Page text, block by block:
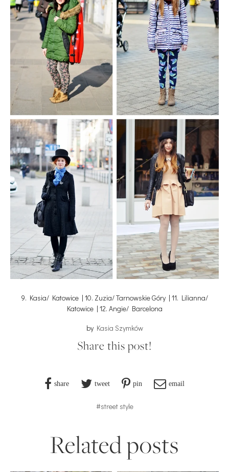
9. Kasia/ Katowice | 10. Zuzia/ Tarnowskie Góry | 11. Lilianna/
Katowice | 12. Angie/ Barcelona
by Kasia Szymków
Share this post!
share tweet pin email
#street style
Related posts